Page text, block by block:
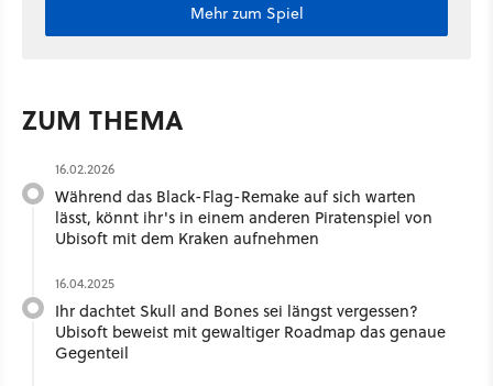
Mehr zum Spiel
ZUM THEMA
16.02.2026
Während das Black-Flag-Remake auf sich warten
lässt, könnt ihr's in einem anderen Piratenspiel von
Ubisoft mit dem Kraken aufnehmen
16.04.2025
Ihr dachtet Skull and Bones sei längst vergessen?
Ubisoft beweist mit gewaltiger Roadmap das genaue
Gegenteil